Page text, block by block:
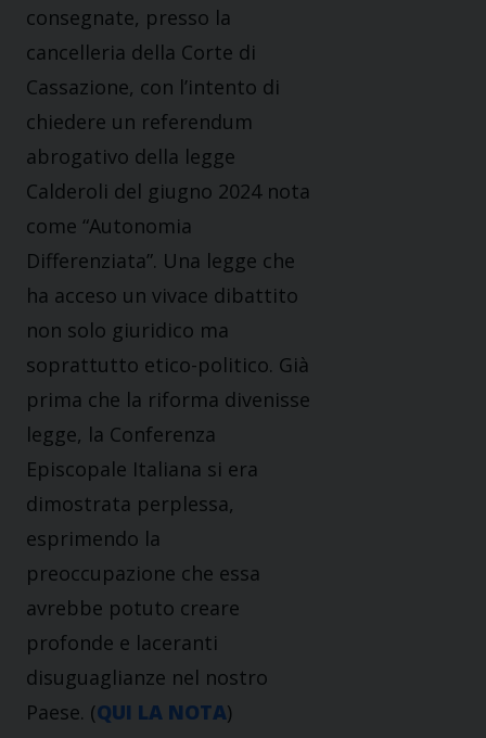
consegnate, presso la
cancelleria della Corte di
Cassazione, con l’intento di
chiedere un referendum
abrogativo della legge
Calderoli del giugno 2024 nota
come “Autonomia
Differenziata”. Una legge che
ha acceso un vivace dibattito
non solo giuridico ma
soprattutto etico-politico. Già
prima che la riforma divenisse
legge, la Conferenza
Episcopale Italiana si era
dimostrata perplessa,
esprimendo la
preoccupazione che essa
avrebbe potuto creare
profonde e laceranti
disuguaglianze nel nostro
Paese. (QUI LA NOTA)